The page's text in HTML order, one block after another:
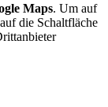
Maps. Um auf
die Schaltfläche